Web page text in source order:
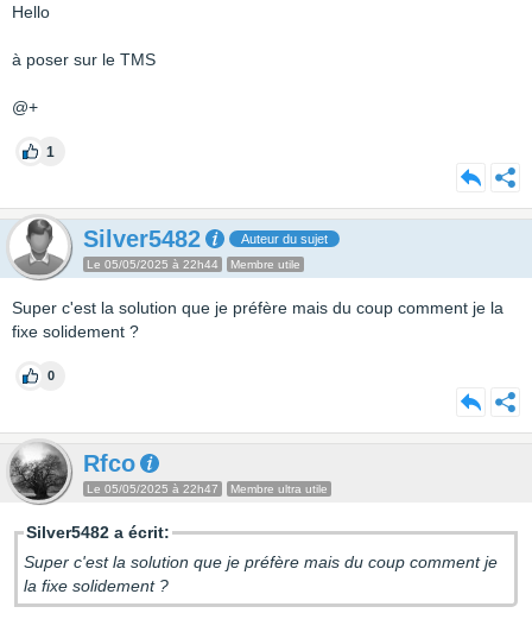
Hello
à poser sur le TMS
@+
1
Silver5482 Auteur du sujet
Le 05/05/2025 à 22h44 Membre utile
Super c'est la solution que je préfère mais du coup comment je la
fixe solidement ?
0
Rfco
Le 05/05/2025 à 22h47 Membre ultra utile
Silver5482 a écrit:
Super c'est la solution que je préfère mais du coup comment je
la fixe solidement ?